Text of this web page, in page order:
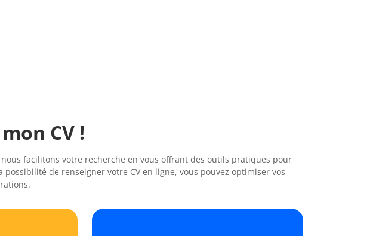
CV !
facilitons votre recherche en vous offrant des outils pratiques pour
de renseigner votre CV en ligne, vous pouvez optimiser vos